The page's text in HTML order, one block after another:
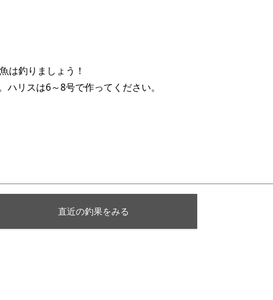
は釣りましょう！
リスは6～8号で作ってください。
直近の釣果をみる